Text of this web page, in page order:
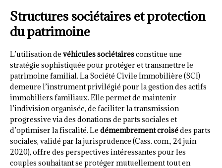
Structures sociétaires et protection
du patrimoine
L’utilisation de véhicules sociétairesconstitue une
stratégie sophistiquée pour protéger et transmettre le
patrimoine familial. La Société Civile Immobilière (SCI)
demeure l’instrument privilégié pour la gestion des actifs
immobiliers familiaux. Elle permet de maintenir
l’indivision organisée, de faciliter la transmission
progressive via des donations de parts sociales et
d’optimiser la fiscalité. Le démembrement croisédes parts
sociales, validé par la jurisprudence (Cass. com., 24 juin
2020), offre des perspectives intéressantes pour les
couples souhaitant se protéger mutuellement tout en